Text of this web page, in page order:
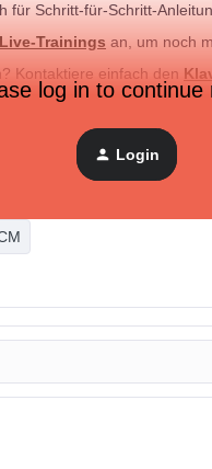
für Schritt-für-Schritt-
Live-Trainings an, um noch
Kontaktiere einfach den
log in to continue
Login